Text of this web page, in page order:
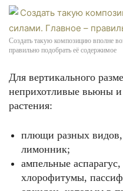
Создать такую композицию вполне
правильно подобрать её содержимое
Для вертикального
неприхотливые вьюны и
растения:
плющи разных видов,
лимонник;
ампельные
хлорофитумы,